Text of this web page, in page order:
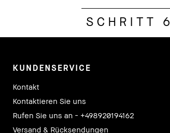
SCHRITT 6
KUNDENSERVICE
Kontakt
Kontaktieren Sie uns
Rufen Sie uns an - +498920194162
Versand & Rücksendungen